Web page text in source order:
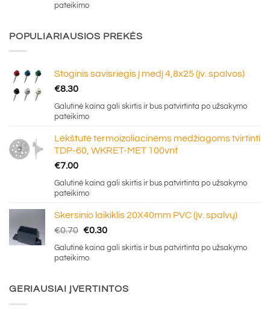
pateikimo
POPULIARIAUSIOS PREKĖS
Stoginis savisriegis į medį 4,8x25 (įv. spalvos)
€8.30
Galutinė kaina gali skirtis ir bus patvirtinta po užsakymo
pateikimo
Lėkštutė termoizoliacinėms medžiagoms tvirtinti
TDP-60, WKRET-MET 100vnt
€7.00
Galutinė kaina gali skirtis ir bus patvirtinta po užsakymo
pateikimo
Skersinio laikiklis 20X40mm PVC (įv. spalvų)
€0.70 Original
price
was:
€0.30Current
price
is:
Galutinė kaina gali skirtis ir bus patvirtinta po užsakymo
pateikimo
GERIAUSIAI ĮVERTINTOS